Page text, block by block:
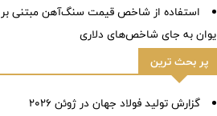
استفاده از شاخص قیمت سنگ‌آهن مبتنی بر
یوان به جای شاخص‌های دلاری
پر بحث ترین
گزارش تولید فولاد جهان در ژوئن ۲۰۲۶